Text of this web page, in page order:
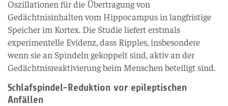
Oszillationen für die Übertragung von
Gedächtnisinhalten vom Hippocampus in langfristige
Speicher im Kortex. Die Studie liefert erstmals
experimentelle Evidenz, dass Ripples, insbesondere
wenn sie an Spindeln gekoppelt sind, aktiv an der
Gedächtnisreaktivierung beim Menschen beteiligt sind.
Schlafspindel-Reduktion vor epileptischen
Anfällen